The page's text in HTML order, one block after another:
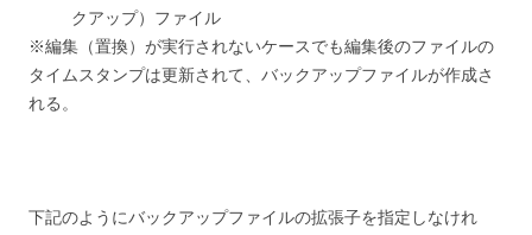
クアップ）ファイル
※編集（置換）が実行されないケースでも編集後のファイルの
タイムスタンプは更新されて、バックアップファイルが作成さ
れる。
下記のようにバックアップファイルの拡張子を指定しなけれ